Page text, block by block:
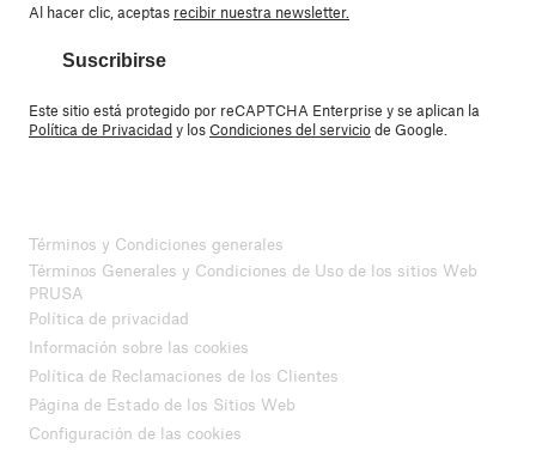
Al hacer clic, aceptas recibir nuestra newsletter.
Suscribirse
Este sitio está protegido por reCAPTCHA Enterprise y se aplican la
Política de Privacidady losCondiciones del serviciode Google.
Términos y Condiciones generales
Términos Generales y Condiciones de Uso de los sitios Web
PRUSA
Política de privacidad
Información sobre las cookies
Política de Reclamaciones de los Clientes
Página de Estado de los Sitios Web
Configuración de las cookies